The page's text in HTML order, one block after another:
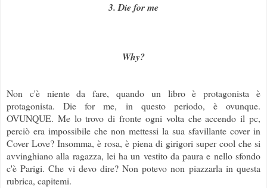
3. Die for me
Why?
Non c'è niente da fare, quando un libro è protagonista è
protagonista. Die for me, in questo periodo, è ovunque.
OVUNQUE. Me lo trovo di fronte ogni volta che accendo il pc,
perciò era impossibile che non mettessi la sua sfavillante cover in
Cover Love? Insomma, è rosa, è piena di girigori super cool che si
avvinghiano alla ragazza, lei ha un vestito da paura e nello sfondo
c'è Parigi. Che vi devo dire? Non potevo non piazzarla in questa
rubrica, capitemi.